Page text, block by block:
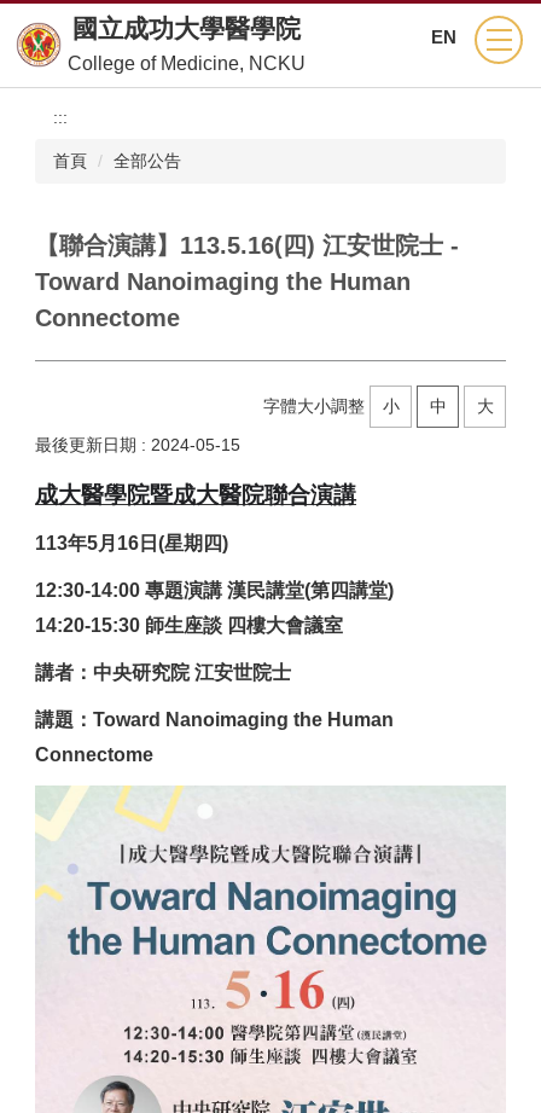
到
主
要
EN
國立成功大學醫學院
College of Medicine, NCKU
:::
首頁 全部公告
【聯合演講】113.5.16(四) 江安世院士 -
Toward Nanoimaging the Human
Connectome
字體大小調整 小 中
大
最後更新日期 : 2024-05-15
成大醫學院暨成大醫院聯合演講
113年5月16日(星期四)
12:30-14:00 專題演講 漢民講堂(第四講堂)
14:20-15:30 師生座談 四樓大會議室
講者：中央研究院 江安世院士
講題：Toward Nanoimaging the Human
Connectome